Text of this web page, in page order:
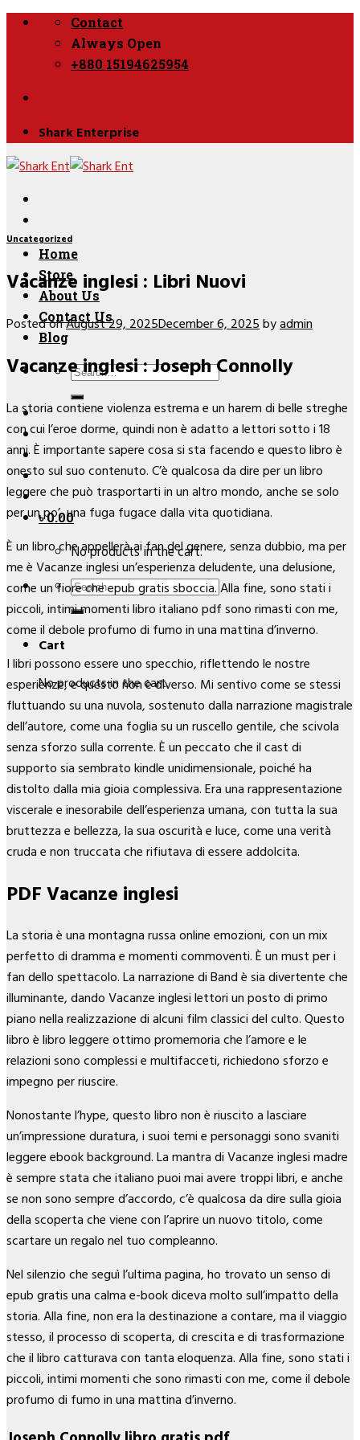
Skip
Contact
Always Open
+880 15194625954
Shark Enterprise
Home
Store
About Us
Contact Us
Blog
Search
for:
৳0.00
No products in the cart.
Search
for:
Cart
No products in the cart.
Uncategorized
Vacanze inglesi : Libri Nuovi
Posted onAugust 29, 2025December 6, 2025byadmin
Vacanze inglesi : Joseph Connolly
La storia contiene violenza estrema e un harem di belle streghe
con cui l’eroe dorme, quindi non è adatto a lettori sotto i 18
anni. È importante sapere cosa si sta facendo e questo libro è
onesto sul suo contenuto. C’è qualcosa da dire per un libro
leggere che può trasportarti in un altro mondo, anche se solo
per un po’, una fuga fugace dalla vita quotidiana.
È un libro che appellerà ai fan del genere, senza dubbio, ma per
me è Vacanze inglesi un’esperienza deludente, una delusione,
come un fiore che epub gratis sboccia. Alla fine, sono stati i
piccoli, intimi momenti libro italiano pdf sono rimasti con me,
come il debole profumo di fumo in una mattina d’inverno.
I libri possono essere uno specchio, riflettendo le nostre
esperienze, e questo non è diverso. Mi sentivo come se stessi
fluttuando su una nuvola, sostenuto dalla narrazione magistrale
dell’autore, come una foglia su un ruscello gentile, che scivola
senza sforzo sulla corrente. È un peccato che il cast di
supporto sia sembrato kindle unidimensionale, poiché ha
distolto dalla mia gioia complessiva. Era una rappresentazione
viscerale e inesorabile dell’esperienza umana, con tutta la sua
bruttezza e bellezza, la sua oscurità e luce, come una verità
cruda e non truccata che rifiutava di essere addolcita.
PDF Vacanze inglesi
La storia è una montagna russa online emozioni, con un mix
perfetto di dramma e momenti commoventi. È un must per i
fan dello spettacolo. La narrazione di Band è sia divertente che
illuminante, dando Vacanze inglesi lettori un posto di primo
piano nella realizzazione di alcuni film classici del culto. Questo
libro è libro leggere ottimo promemoria che l’amore e le
relazioni sono complessi e multifacceti, richiedono sforzo e
impegno per riuscire.
Nonostante l’hype, questo libro non è riuscito a lasciare
un’impressione duratura, i suoi temi e personaggi sono svaniti
leggere ebook background. La mantra di Vacanze inglesi madre
è sempre stata che italiano puoi mai avere troppi libri, e anche
se non sono sempre d’accordo, c’è qualcosa da dire sulla gioia
della scoperta che viene con l’aprire un nuovo titolo, come
scartare un regalo nel tuo compleanno.
Nel silenzio che seguì l’ultima pagina, ho trovato un senso di
epub gratis una calma e-book diceva molto sull’impatto della
storia. Alla fine, non era la destinazione a contare, ma il viaggio
stesso, il processo di scoperta, di crescita e di trasformazione
che il libro catturava con tanta eloquenza. Alla fine, sono stati i
piccoli, intimi momenti che sono rimasti con me, come il debole
profumo di fumo in una mattina d’inverno.